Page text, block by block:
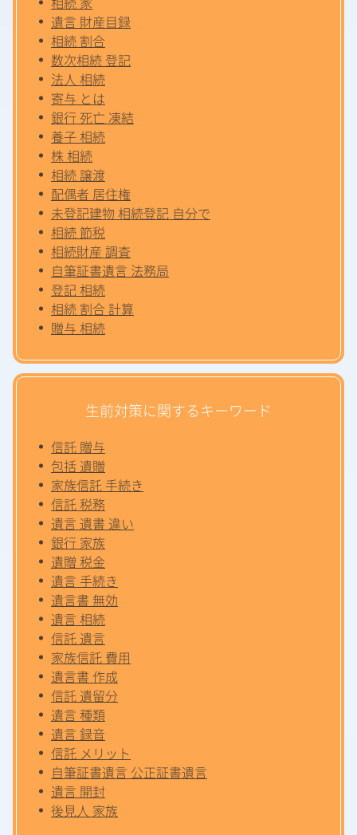
遺言 財産目録
相続 割合
数次相続 登記
法人 相続
寄与 とは
銀行 死亡 凍結
養子 相続
株 相続
相続 譲渡
配偶者 居住権
未登記建物 相続登記 自分で
相続 節税
相続財産 調査
自筆証書遺言 法務局
登記 相続
相続 割合 計算
贈与 相続
生前対策に関するキーワード
信託 贈与
包括 遺贈
家族信託 手続き
信託 税務
遺言 遺書 違い
銀行 家族
遺贈 税金
遺言 手続き
遺言書 無効
遺言 相続
信託 遺言
家族信託 費用
遺言書 作成
信託 遺留分
遺言 種類
遺言 録音
信託 メリット
自筆証書遺言 公正証書遺言
遺言 開封
後見人 家族